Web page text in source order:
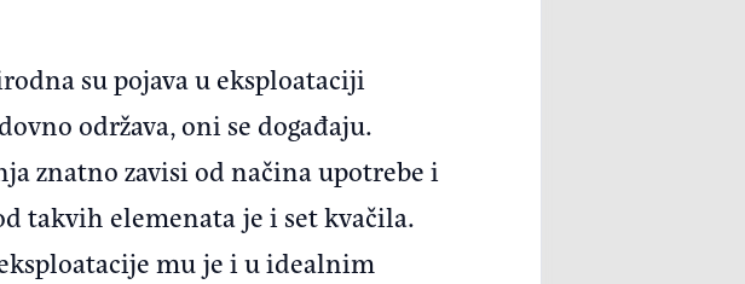
su pojava u eksploataciji
održava, oni se događaju.
znatno zavisi od načina upotrebe i
takvih elemenata je i set kvačila.
mu je i u idealnim